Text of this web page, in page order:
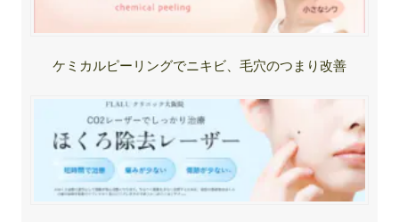
ケミカルピーリングでニキビ、毛穴のつまり改善